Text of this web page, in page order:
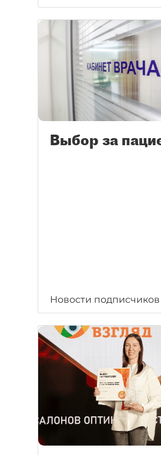
Выбор за
Новости подписчиков